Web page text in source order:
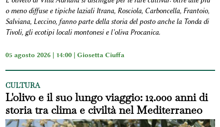
o meno diffuse e tipiche laziali Itrana, Rosciola, Carboncella, Frantoio,
Salviana, Leccino, fanno parte della storia del posto anche la Tonda di
Tivoli, gli ecotipi locali montonesi e l’oliva Procanica.
05 agosto 2026 | 14:00 | Giosetta Ciuffa
CULTURA
L'olivo e il suo lungo viaggio: 12.000 anni di
storia tra clima e civiltà nel Mediterraneo